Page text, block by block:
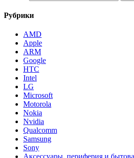
Рубрики
AMD
Apple
ARM
Google
HTC
Intel
LG
Microsoft
Motorola
Nokia
Nvidia
Qualcomm
Samsung
Sony